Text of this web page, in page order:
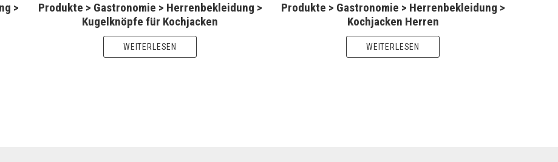
>
Produkte > Gastronomie > Herrenbekleidung >
Kugelknöpfe für Kochjacken
WEITERLESEN
Produkte > Gastronomie > Herrenbekleidung >
Kochjacken Herren
WEITERLESEN